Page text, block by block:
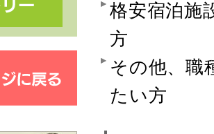
格安宿泊施
方
その他、職
たい方